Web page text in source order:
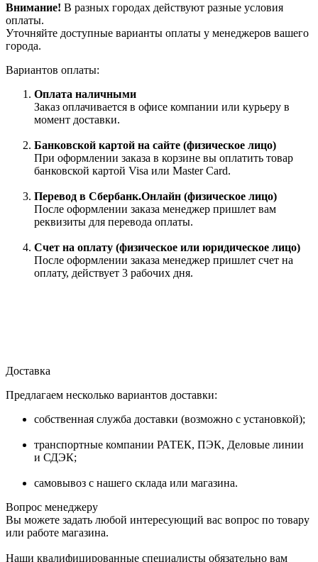
Внимание! В разных городах действуют разные условия
оплаты.
Уточняйте доступные варианты оплаты у менеджеров вашего
города.
Вариантов оплаты:
Оплата наличными
Заказ оплачивается в офисе компании или курьеру в
момент доставки.
Банковской картой на сайте (физическое лицо)
При оформлении заказа в корзине вы оплатить товар
банковской картой Visa или Master Card.
Перевод в Сбербанк.Онлайн (физическое лицо)
После оформлении заказа менеджер пришлет вам
реквизиты для перевода оплаты.
Счет на оплату (физическое или юридическое лицо)
После оформлении заказа менеджер пришлет счет на
оплату, действует 3 рабочих дня.
Доставка
Предлагаем несколько вариантов доставки:
собственная служба доставки (возможно с установкой);
транспортные компании РАТЕК, ПЭК, Деловые линии
и СДЭК;
самовывоз с нашего склада или магазина.
Вопрос менеджеру
Вы можете задать любой интересующий вас вопрос по товару
или работе магазина.
Наши квалифицированные специалисты обязательно вам